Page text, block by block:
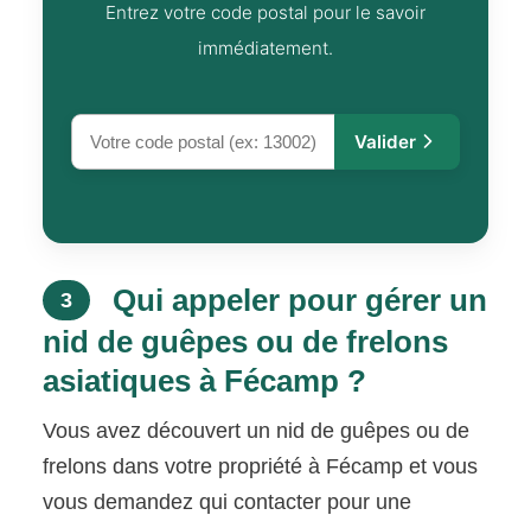
Entrez votre code postal pour le savoir
immédiatement.
Valider
3
Qui appeler pour gérer un
nid de guêpes ou de frelons
asiatiques à Fécamp ?
Vous avez découvert un nid de guêpes ou de
frelons dans votre propriété à Fécamp et vous
vous demandez qui contacter pour une